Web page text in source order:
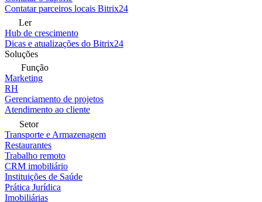
Contatar parceiros locais Bitrix24
Ler
Hub de crescimento
Dicas e atualizações do Bitrix24
Soluções
Função
Marketing
RH
Gerenciamento de projetos
Atendimento ao cliente
Setor
Transporte e Armazenagem
Restaurantes
Trabalho remoto
CRM imobiliário
Instituições de Saúde
Prática Jurídica
Imobiliárias